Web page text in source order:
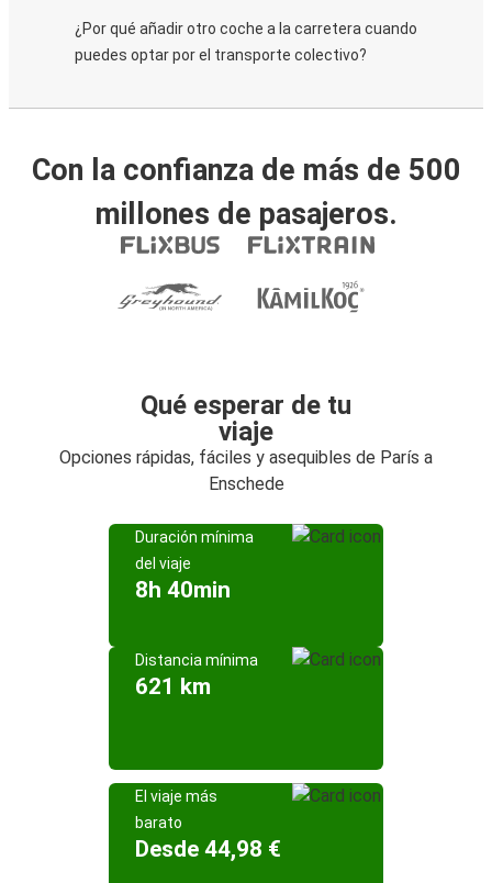
¿Por qué añadir otro coche a la carretera cuando
puedes optar por el transporte colectivo?
Con la confianza de más de 500
millones de pasajeros.
Qué esperar de tu
viaje
Opciones rápidas, fáciles y asequibles de París a
Enschede
Duración mínima
del viaje
8h 40min
Distancia mínima
621 km
El viaje más
barato
Desde 44,98 €